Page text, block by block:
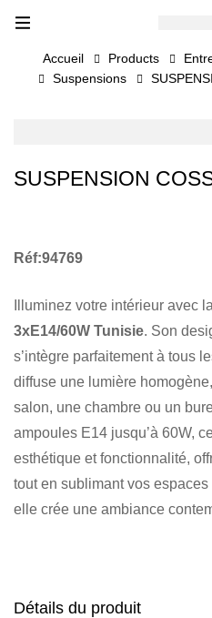
Accueil Products
Suspensions
SUSPENSION
Réf:94769
Illuminez votre intérieur avec la
3xE14/60W Tunisie. Son
s’intègre parfaitement à tous
diffuse une lumière
salon, une chambre ou un
ampoules E14 jusqu’à 60W,
esthétique et fonctionnalité,
tout en sublimant vos
elle crée une ambiance
Détails du produit